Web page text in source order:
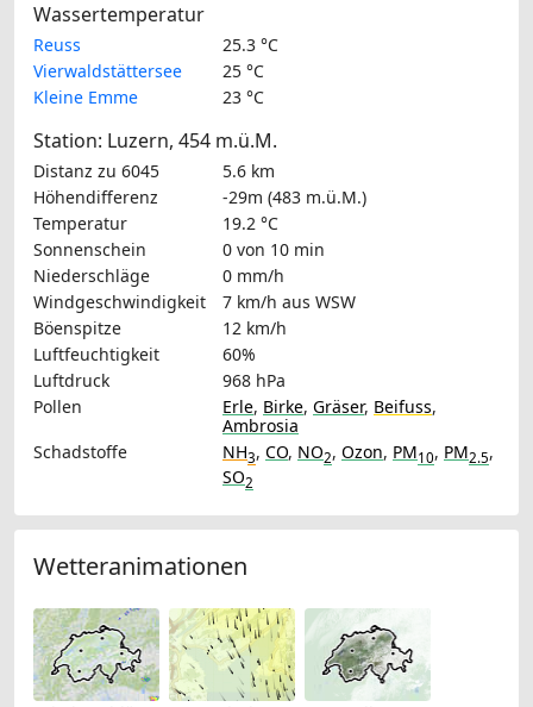
Wassertemperatur
Reuss
25.3 °C
Vierwaldstättersee
25 °C
Kleine Emme
23 °C
Station: Luzern, 454 m.ü.M.
Distanz zu 6045
5.6 km
Höhendifferenz
-29m (483 m.ü.M.)
Temperatur
19.2 °C
Sonnenschein
0 von 10 min
Niederschläge
0 mm/h
Windgeschwindigkeit
7 km/h aus WSW
Böenspitze
12 km/h
Luftfeuchtigkeit
60%
Luftdruck
968 hPa
Pollen
Erle, Birke, Gräser, Beifuss,
Ambrosia
Schadstoffe
NH3, CO, NO2, Ozon, PM10, PM2.5,
SO2
Wetteranimationen